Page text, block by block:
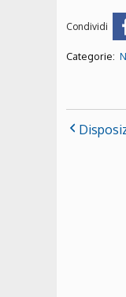
Condividi
Categorie: